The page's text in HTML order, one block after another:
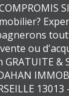
ou
&